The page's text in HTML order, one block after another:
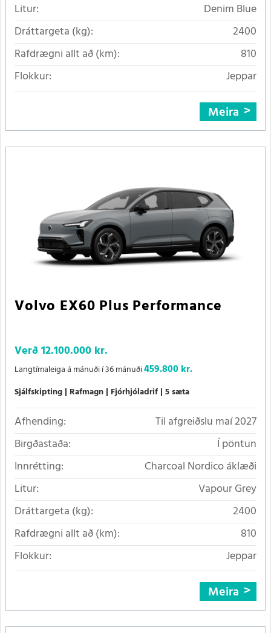
Litur:
Denim Blue
Dráttargeta (kg):
2400
Rafdrægni allt að (km):
810
Flokkur:
Jeppar
Meira
Volvo EX60 Plus Performance
Verð12.100.000 kr.
Langtímaleiga á mánuði í 36 mánuði459.800 kr.
Sjálfskipting Rafmagn Fjórhjóladrif 5 sæta
Afhending:
Til afgreiðslu maí 2027
Birgðastaða:
Í pöntun
Innrétting:
Charcoal Nordico áklæði
Litur:
Vapour Grey
Dráttargeta (kg):
2400
Rafdrægni allt að (km):
810
Flokkur:
Jeppar
Meira